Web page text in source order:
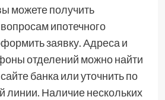
можете получить
ипотечного
заявку. Адреса и
отделений можно найти
банка или уточнить по
линии. Наличие нескольких